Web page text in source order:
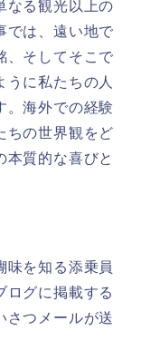
なる観光以上の
では、遠い地で
、そしてそこで
に私たちの人
。海外での経験
ちの世界観をど
本質的な喜びと
味を知る添乗員
ログに掲載する
さつメールが送